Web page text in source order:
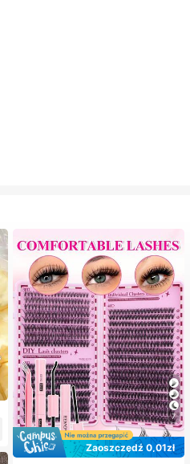
7
Zaoszczędź 0,01zł